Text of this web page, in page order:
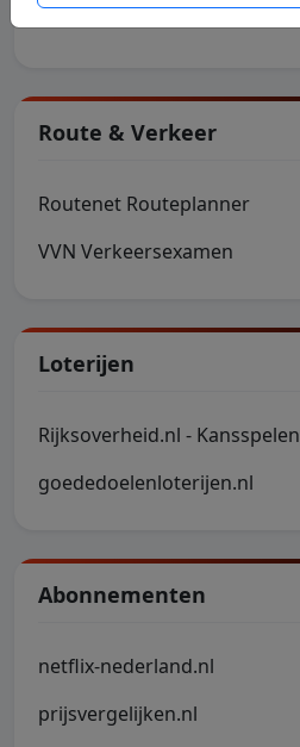
Route & Verkeer
Routenet Routeplanner
VVN Verkeersexamen
Loterijen
Rijksoverheid.nl - Kansspelen
goededoelenloterijen.nl
Abonnementen
netflix-nederland.nl
prijsvergelijken.nl